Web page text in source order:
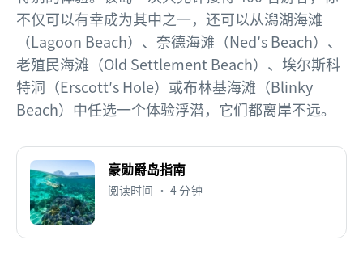
不仅可以有幸成为其中之一，还可以从潟湖海滩
（Lagoon Beach）、奈德海滩（Ned′s Beach）、
老殖民海滩（Old Settlement Beach）、埃尔斯科
特洞（Erscott′s Hole）或布林基海滩（Blinky
Beach）中任选一个体验浮潜，它们都离岸不远。
豪勋爵岛指南
阅读时间 • 4 分钟